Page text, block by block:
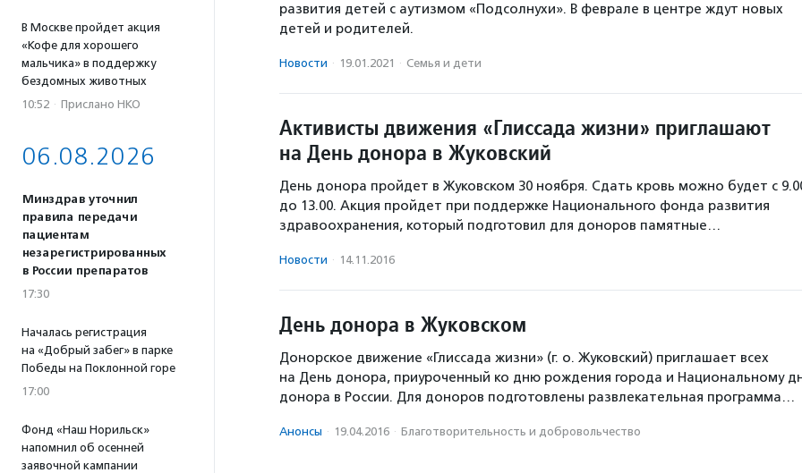
В Москве пройдет акция
«Кофе для хорошего
мальчика» в поддержку
бездомных животных
10:52 · Прислано НКО
06.08.2026
Минздрав уточнил
правила передачи
пациентам
незарегистрированных
в России препаратов
17:30
Началась регистрация
на «Добрый забег» в парке
Победы на Поклонной горе
17:00
Фонд «Наш Норильск»
напомнил об осенней
заявочной кампании
развития детей с аутизмом «Подсолнухи». В феврале в центре ждут новых
детей и родителей.
Новости · 19.01.2021 · Семья и дети
Активисты движения «Глиссада жизни» приглашают
на День донора в Жуковский
День донора пройдет в Жуковском 30 ноября. Сдать кровь можно будет с
до 13.00. Акция пройдет при поддержке Национального фонда развития
здравоохранения, который подготовил для доноров памятные…
Новости · 14.11.2016
День донора в Жуковском
Донорское движение «Глиссада жизни» (г. о. Жуковский) приглашает всех
на День донора, приуроченный ко дню рождения города и Национальному
донора в России. Для доноров подготовлены развлекательная программа…
Анонсы · 19.04.2016 · Благотвори­тель­ность и доброволь­чест­во